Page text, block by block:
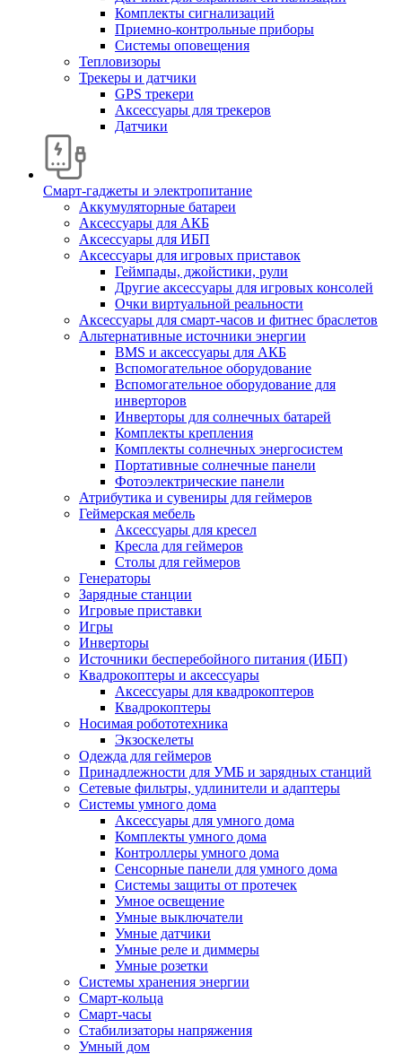
Комплекты сигнализаций
Приемно-контрольные приборы
Системы оповещения
Тепловизоры
Трекеры и датчики
GPS трекери
Аксессуары для трекеров
Датчики
Смарт-гаджеты и электропитание
Аккумуляторные батареи
Аксессуары для АКБ
Аксессуары для ИБП
Аксессуары для игровых приставок
Геймпады, джойстики, рули
Другие аксессуары для игровых консолей
Очки виртуальной реальности
Аксессуары для смарт-часов и фитнес браслетов
Альтернативные источники энергии
BMS и аксессуары для АКБ
Вспомогательное оборудование
Вспомогательное оборудование для
инверторов
Инверторы для солнечных батарей
Комплекты крепления
Комплекты солнечных энергосистем
Портативные солнечные панели
Фотоэлектрические панели
Атрибутика и сувениры для геймеров
Геймерская мебель
Аксессуары для кресел
Кресла для геймеров
Столы для геймеров
Генераторы
Зарядные станции
Игровые приставки
Игры
Инверторы
Источники бесперебойного питания (ИБП)
Квадрокоптеры и аксессуары
Аксессуары для квадрокоптеров
Квадрокоптеры
Носимая робототехника
Экзоскелеты
Одежда для геймеров
Принадлежности для УМБ и зарядных станций
Сетевые фильтры, удлинители и адаптеры
Системы умного дома
Аксессуары для умного дома
Комплекты умного дома
Контроллеры умного дома
Сенсорные панели для умного дома
Системы защиты от протечек
Умное освещение
Умные выключатели
Умные датчики
Умные реле и диммеры
Умные розетки
Системы хранения энергии
Смарт-кольца
Смарт-часы
Стабилизаторы напряжения
Умный дом